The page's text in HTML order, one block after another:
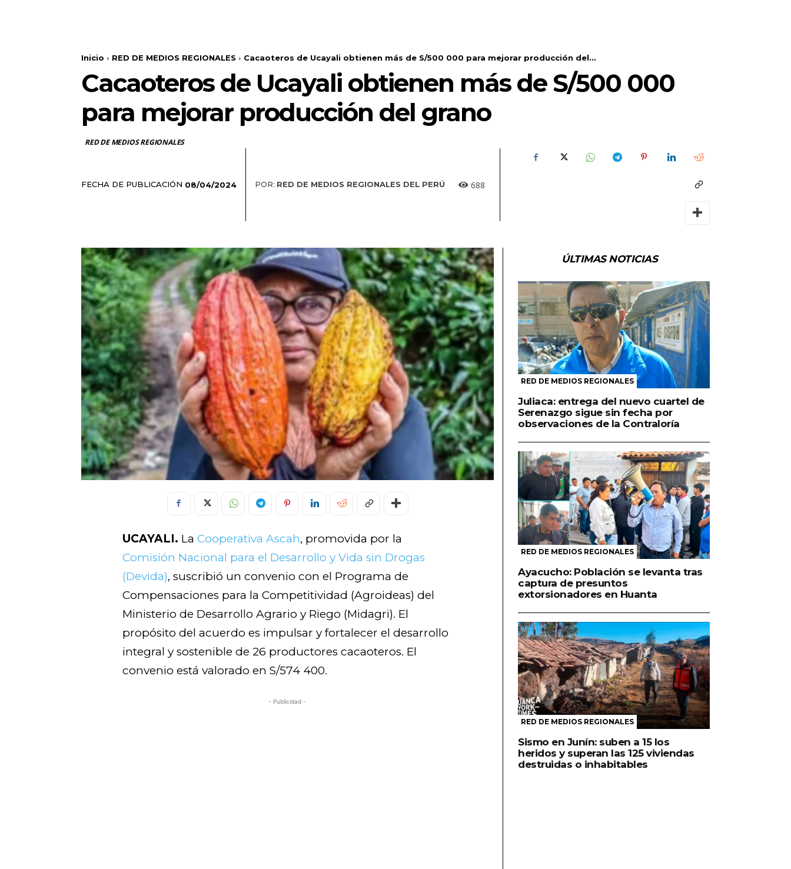
Inicio RED DE MEDIOS REGIONALES Cacaoteros de Ucayali obtienen más de S/500 000 para mejorar producción del...
Cacaoteros de Ucayali obtienen más de S/500 000
para mejorar producción del grano
RED DE MEDIOS REGIONALES
FECHA DE PUBLICACIÓN 08/04/2024 POR: RED DE MEDIOS REGIONALES DEL PERÚ 688
UCAYALI. LaCooperativa Ascah, promovida por la
Comisión Nacional para el Desarrollo y Vida sin Drogas
(Devida), suscribió un convenio con el Programa de
Compensaciones para la Competitividad (Agroideas) del
Ministerio de Desarrollo Agrario y Riego (Midagri). El
propósito del acuerdo es impulsar y fortalecer el desarrollo
integral y sostenible de 26 productores cacaoteros. El
convenio está valorado en S/574 400.
- Publicidad -
ÚLTIMAS NOTICIAS
RED DE MEDIOS REGIONALES
Juliaca: entrega del nuevo cuartel de
Serenazgo sigue sin fecha por
observaciones de la Contraloría
RED DE MEDIOS REGIONALES
Ayacucho: Población se levanta tras
captura de presuntos
extorsionadores en Huanta
RED DE MEDIOS REGIONALES
Sismo en Junín: suben a 15 los
heridos y superan las 125 viviendas
destruidas o inhabitables